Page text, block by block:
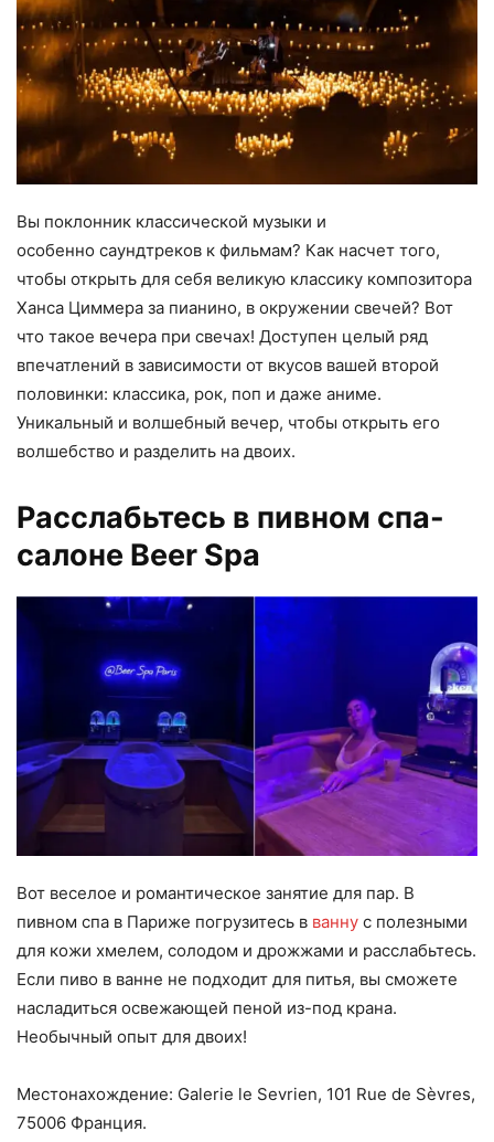
Вы поклонник классической музыки и
особенно саундтреков к фильмам? Как насчет того,
чтобы открыть для себя великую классику композитора
Ханса Циммера за пианино, в окружении свечей? Вот
что такое вечера при свечах! Доступен целый ряд
впечатлений в зависимости от вкусов вашей второй
половинки: классика, рок, поп и даже аниме.
Уникальный и волшебный вечер, чтобы открыть его
волшебство и разделить на двоих.
Расслабьтесь в пивном спа-
салоне Beer Spa
Вот веселое и романтическое занятие для пар. В
пивном спа в Париже погрузитесь в ванну с полезными
для кожи хмелем, солодом и дрожжами и расслабьтесь.
Если пиво в ванне не подходит для питья, вы сможете
насладиться освежающей пеной из-под крана.
Необычный опыт для двоих!
Местонахождение: Galerie le Sevrien, 101 Rue de Sèvres,
75006 Франция.